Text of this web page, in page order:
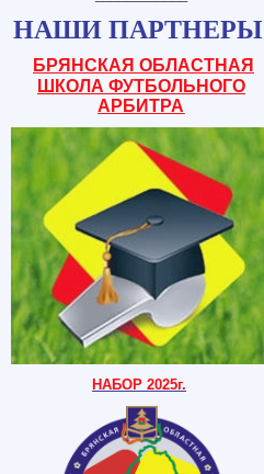
НАШИ ПАРТНЕРЫ
БРЯНСКАЯ ОБЛАСТНАЯ
ШКОЛА ФУТБОЛЬНОГО
АРБИТРА
НАБОР 2025г.